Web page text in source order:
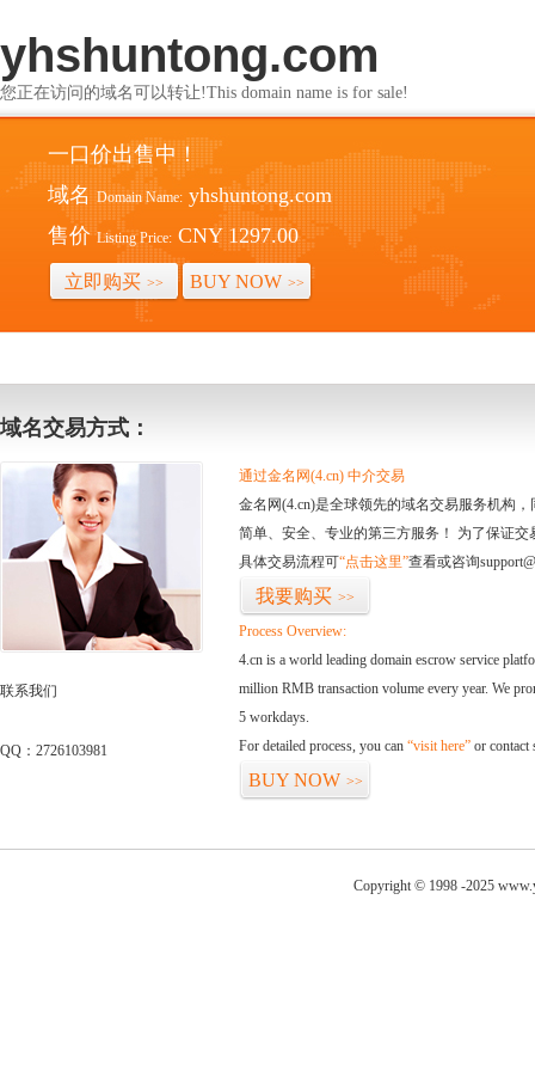
yhshuntong.com
您正在访问的域名可以转让!This domain name is for sale!
一口价出售中！
域名 Domain Name: yhshuntong.com
售价 Listing Price: CNY 1297.00
立即购买 >> BUY NOW >>
域名交易方式：
联系我们
QQ：2726103981
通过金名网(4.cn) 中介交易
金名网(4.cn)是全球领先的域名交易服务机构
简单、安全、专业的第三方服务！ 为了保证
具体交易流程可“点击这里”查看或咨询
我要购买 >>
Process Overview:
4.cn is a world leading domain escrow service
million RMB transaction volume every year. We
5 workdays.
For detailed process, you can “visit here” or contact
BUY NOW >>
Copyright © 1998 -2025